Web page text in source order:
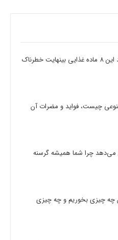
مصرف بیش از حد این 8 ماده غذایی بینهایت خطرناک
چیست، فواید و مضرات آن
می‌دهد چرا شما همیشه گرسنه
چه چیزی بخوریم و چه چیزی